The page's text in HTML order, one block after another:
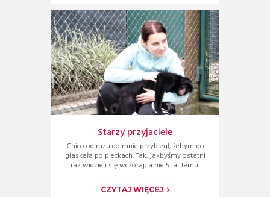
Starzy przyjaciele
Chico od razu do mnie przybiegł, żebym go
głaskała po pleckach. Tak, jakbyśmy ostatni
raz widzieli się wczoraj, a nie 5 lat temu.
CZYTAJ WIĘCEJ